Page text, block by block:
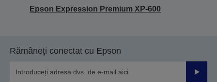
Epson Expression Premium XP-600
Rămâneți conectat cu Epson